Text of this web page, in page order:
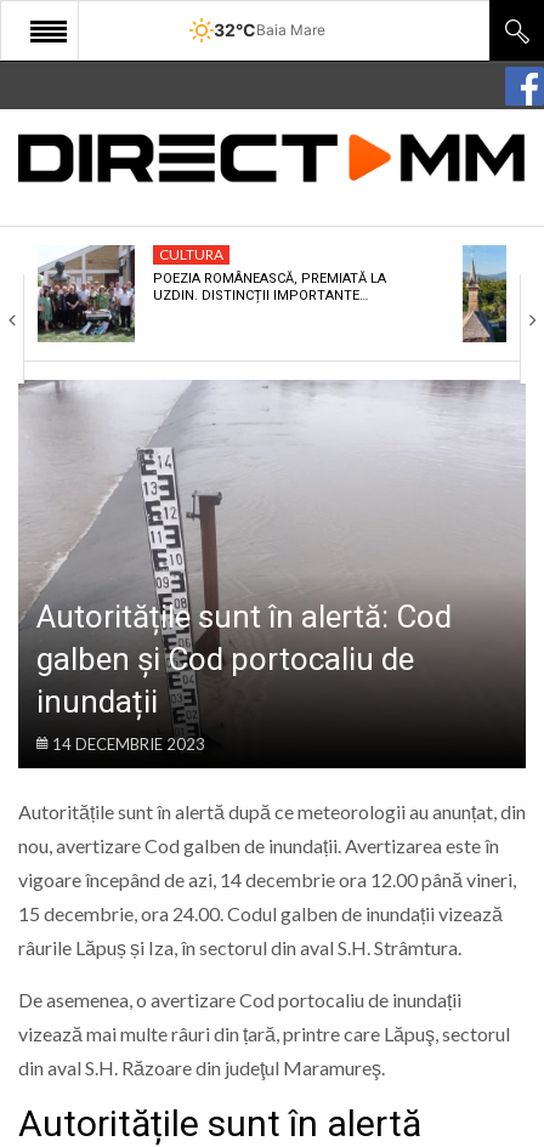
32°CBaia Mare
START
COMUNITATE
CULTURA
ECONOMIE
SANATATE
POLITIC
LIFE
CULTURA
POEZIA ROMÂNEASCĂ, PREMIATĂ LA
UZDIN. DISTINCȚII IMPORTANTE…
Autoritățile sunt în alertă: Cod
galben și Cod portocaliu de
inundații
14 DECEMBRIE 2023
Autoritățile sunt în alertă după ce meteorologii au anunțat, din
nou, avertizare Cod galben de inundații. Avertizarea este în
vigoare începând de azi, 14 decembrie ora 12.00 până vineri,
15 decembrie, ora 24.00. Codul galben de inundații vizează
râurile Lăpuș și Iza, în sectorul din aval S.H. Strâmtura.
De asemenea, o avertizare Cod portocaliu de inundații
vizează mai multe râuri din țară, printre care Lăpuş, sectorul
din aval S.H. Rӑzoare din judeţul Maramureş.
Autoritățile sunt în alertă